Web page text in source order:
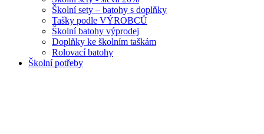
Školní sety – batohy s doplňky
Tašky podle VÝROBCŮ
Školní batohy výprodej
Doplňky ke školním taškám
Rolovací batohy
Školní potřeby